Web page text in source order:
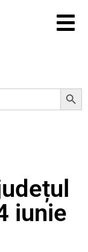
Search Button
iunie